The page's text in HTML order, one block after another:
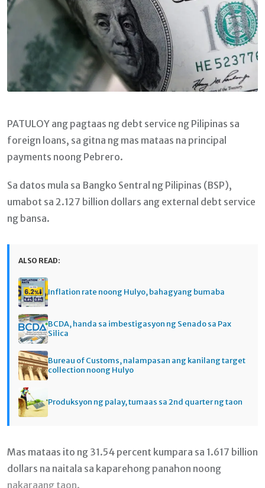
PATULOY ang pagtaas ng debt service ng Pilipinas sa
foreign loans, sa gitna ng mas mataas na principal
payments noong Pebrero.
Sa datos mula sa Bangko Sentral ng Pilipinas (BSP),
umabot sa 2.127 billion dollars ang external debt service
ng bansa.
ALSO READ:
Inflation rate noong Hulyo, bahagyang bumaba
BCDA, handa sa imbestigasyon ng Senado sa Pax
Silica
Bureau of Customs, nalampasan ang kanilang target
collection noong Hulyo
Produksyon ng palay, tumaas sa 2nd quarter ng taon
Mas mataas ito ng 31.54 percent kumpara sa 1.617 billion
dollars na naitala sa kaparehong panahon noong
nakaraang taon.